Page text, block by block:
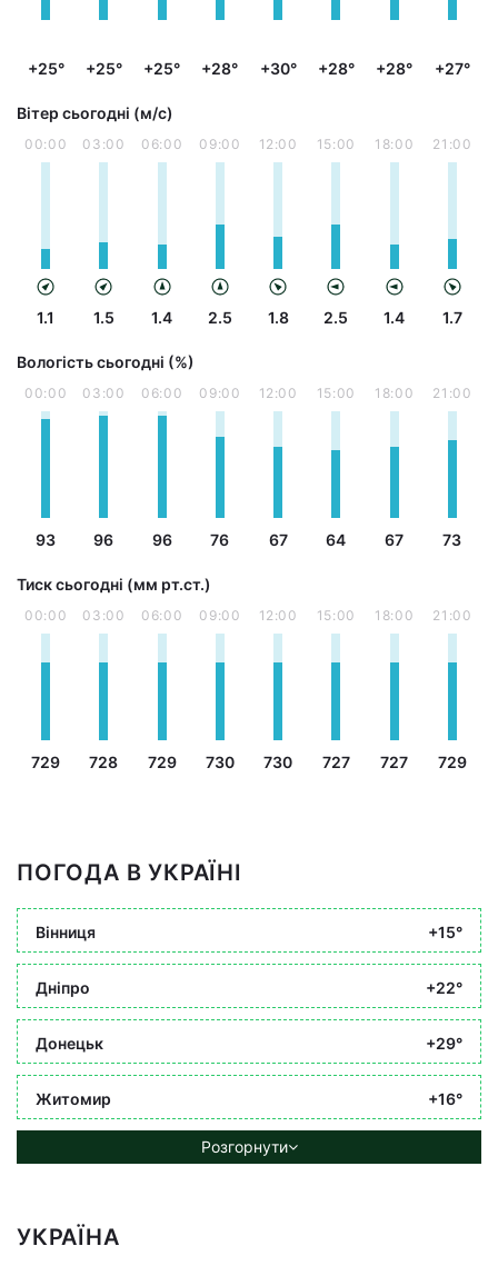
+25° +25° +25° +28° +30° +28° +28° +27°
Вітер сьогодні (м/с)
00:00
1.1
03:00
1.5
06:00
1.4
09:00
2.5
12:00
1.8
15:00
2.5
18:00
1.4
21:00
1.7
Вологість сьогодні (%)
00:00
93
03:00
96
06:00
96
09:00
76
12:00
67
15:00
64
18:00
67
21:00
73
Тиск сьогодні (мм рт.ст.)
00:00
729
03:00
728
06:00
729
09:00
730
12:00
730
15:00
727
18:00
727
21:00
729
ПОГОДА В УКРАЇНІ
Вінниця +15°
Дніпро +22°
Донецьк +29°
Житомир +16°
Розгорнути
УКРАЇНА